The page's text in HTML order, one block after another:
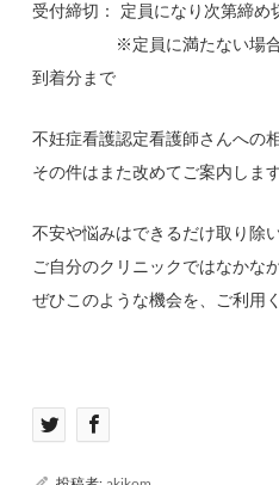
受付締切： 定員になり次第締
※定員に満たない場合は
到着分まで
不妊症看護認定看護師さんへの
その件はまた改めてご案内します
不安や悩みはできるだけ取り除
ご自分のクリニックではなかな
ぜひこのような機会を、ご利用